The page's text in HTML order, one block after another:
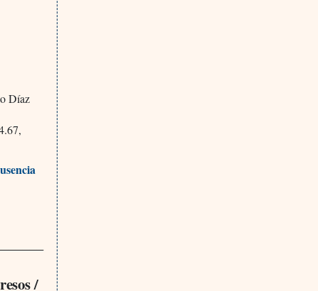
Díaz
/